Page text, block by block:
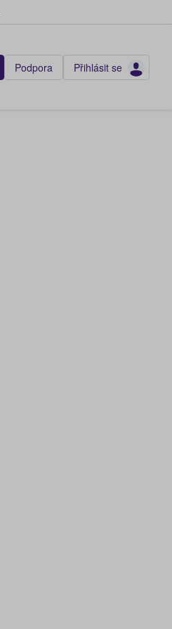
Podpora Přihlásit se